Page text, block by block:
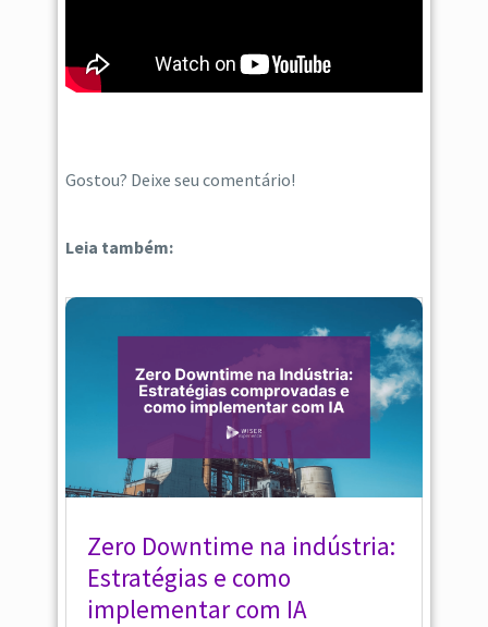
Gostou? Deixe seu comentário!
Leia também:
Zero Downtime na indústria:
Estratégias e como
implementar com IA